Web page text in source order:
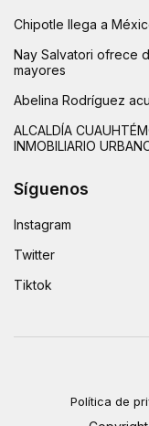
Chipotle llega a
Nay Salvatori ofrece
mayores
Abelina Rodríguez
ALCALDÍA
INMOBILIARIO
Síguenos
Instagram
Twitter
Tiktok
Política de